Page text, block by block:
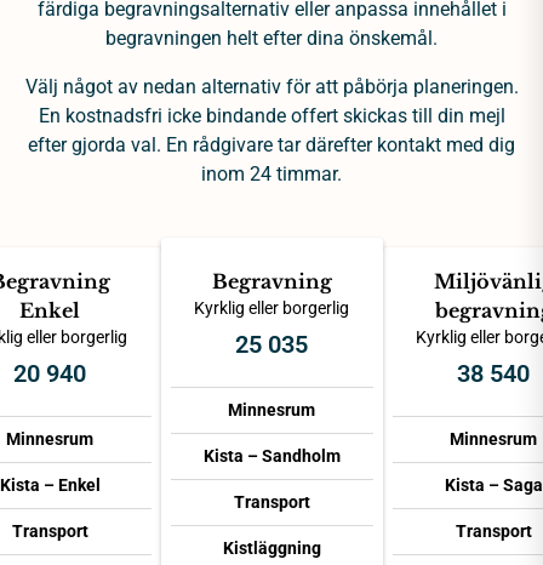
färdiga begravningsalternativ eller anpassa innehållet i
begravningen helt efter dina önskemål.
Välj något av nedan alternativ för att påbörja planeringen.
En kostnadsfri icke bindande offert skickas till din mejl
efter gjorda val. En rådgivare tar därefter kontakt med dig
inom 24 timmar.
Enkel
eller borgerlig
20 940
Minnesrum
Kista – Enkel
Transport
Begravning
Kyrklig eller borgerlig
25 035
Minnesrum
Kista – Sandholm
Transport
Kistläggning
Kyrklig eller
38 540
Minnesrum
Kista – Saga
Transport